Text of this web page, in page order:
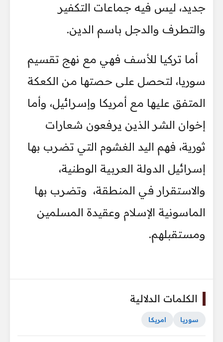
جديد، ليس فيه جماعات التكفير
والتطرف والدجل باسم الدين.
أما تركيا للأسف فهي مع نهج تقسيم
سوريا، لتحصل على حصتها من الكعكة
المتفق عليها مع أمريكا وإسرائيل، وأما
إخوان الشر الذين يرفعون شعارات
ثورية، فهم اليد الغشوم التي تضرب بها
إسرائيل الدولة العربية الوطنية،
والاستقرار في المنطقة، وتضرب بها
الماسونية الإسلام وعقيدة المسلمين
ومستقبلهم.
الكلمات الدلالية
سوريا امريكا